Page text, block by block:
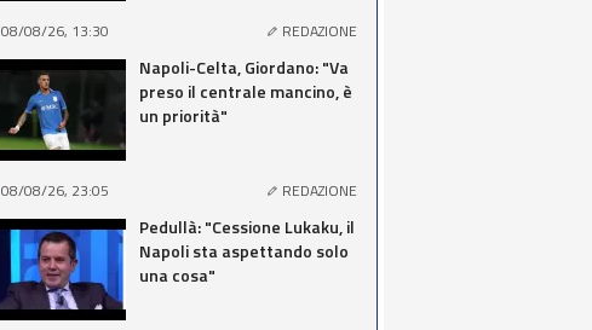
08/08/26, 13:30 REDAZIONE
Napoli-Celta, Giordano: "Va
preso il centrale mancino, è
un priorità"
08/08/26, 23:05 REDAZIONE
Pedullà: "Cessione Lukaku, il
Napoli sta aspettando solo
una cosa"